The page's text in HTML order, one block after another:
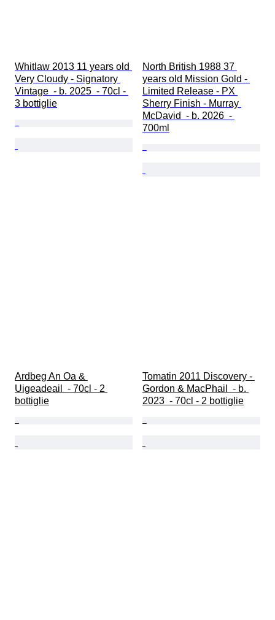
Whitlaw 2013 11 years old
Very Cloudy - Signatory
Vintage  - b. 2025  - 70cl -
3 bottiglie
North British 1988 37
years old Mission Gold -
Limited Release - PX
Sherry Finish - Murray
McDavid  - b. 2026  -
700ml
Ardbeg An Oa &
Uigeadeail  - 70cl - 2
bottiglie
Tomatin 2011 Discovery -
Gordon & MacPhail  - b.
2023  - 70cl - 2 bottiglie